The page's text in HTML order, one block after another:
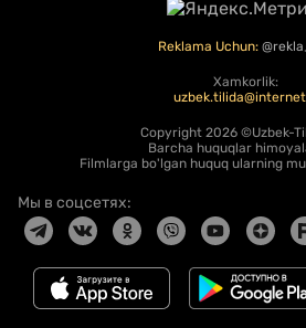
Reklama Uchun:
Xamkorlik:
Copyright 2026 ©Uzbek-
Barcha huquqlar
Filmlarga bo'lgan huquq ularning
Мы в соцсетях: